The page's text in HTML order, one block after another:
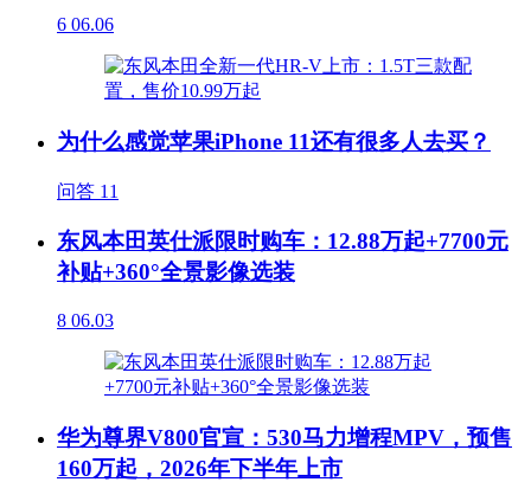
6 06.06
为什么感觉苹果iPhone 11还有很多人去买？
问答 11
东风本田英仕派限时购车：12.88万起+7700元
补贴+360°全景影像选装
8 06.03
华为尊界V800官宣：530马力增程MPV，预售
160万起，2026年下半年上市